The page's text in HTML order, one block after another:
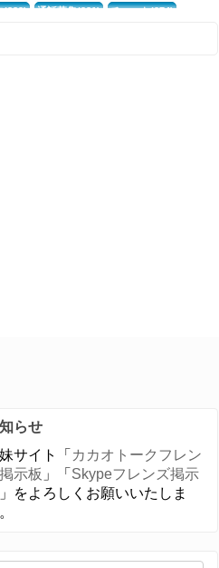
(382) 通話募集(381) チャット(374)
らせ
サイト「 カカオトークフレン
示板 」「 Skypeフレンズ掲示
」をよろしくお願いいたしま